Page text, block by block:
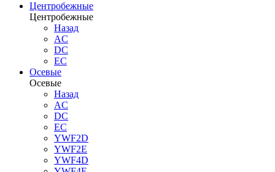
Центробежные
Центробежные
Назад
AC
DC
EC
Осевые
Осевые
Назад
AC
DC
EC
YWF2D
YWF2E
YWF4D